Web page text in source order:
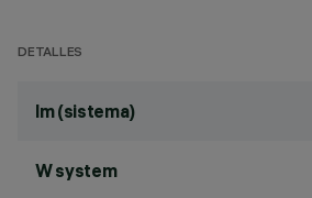
DETALLES
lm (sistema)
W system